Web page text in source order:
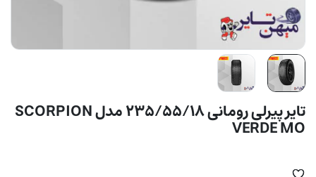
تایر پیرلی رومانی 235/55/18 مدل SCORPION
VERDE MO